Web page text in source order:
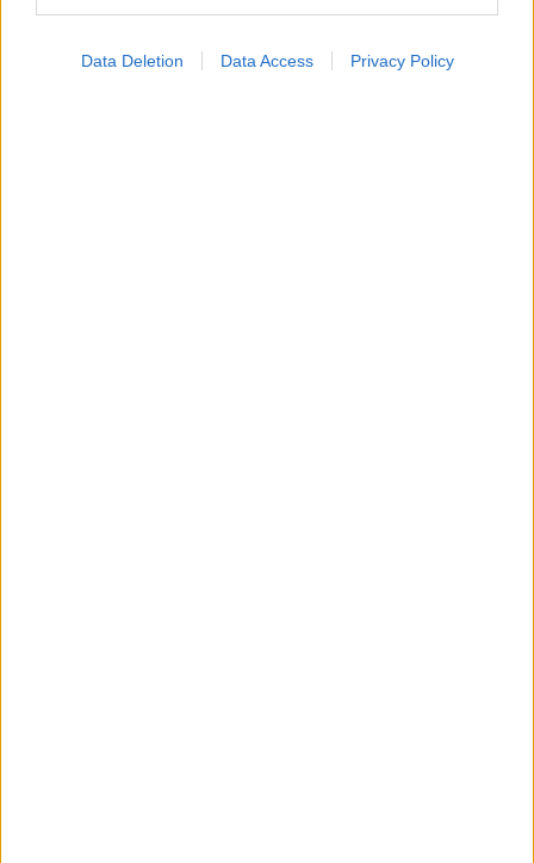
Data Deletion Data Access Privacy Policy
2026. július 08. 15:24
Küldés Küldés Messengeren